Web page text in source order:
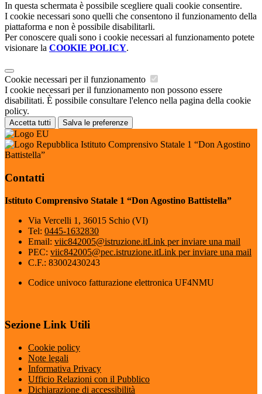
In questa schermata è possibile scegliere quali cookie consentire.
I cookie necessari sono quelli che consentono il funzionamento della
piattaforma e non è possibile disabilitarli.
Per conoscere quali sono i cookie necessari al funzionamento potete
visionare la COOKIE POLICY.
Cookie necessari per il funzionamento
I cookie necessari per il funzionamento non possono essere
disabilitati. È possibile consultare l'elenco nella pagina della cookie
policy.
Accetta tutti Salva le preferenze
Istituto Comprensivo Statale 1 “Don Agostino
Battistella”
Contatti
Istituto Comprensivo Statale 1 “Don Agostino Battistella”
Via Vercelli 1, 36015 Schio (VI)
Tel: 0445-1632830
Email: viic842005@istruzione.itLink per inviare una mail
PEC: viic842005@pec.istruzione.itLink per inviare una mail
C.F.: 83002430243
Codice univoco fatturazione elettronica UF4NMU
Sezione Link Utili
Cookie policy
Note legali
Informativa Privacy
Ufficio Relazioni con il Pubblico
Dichiarazione di accessibilità